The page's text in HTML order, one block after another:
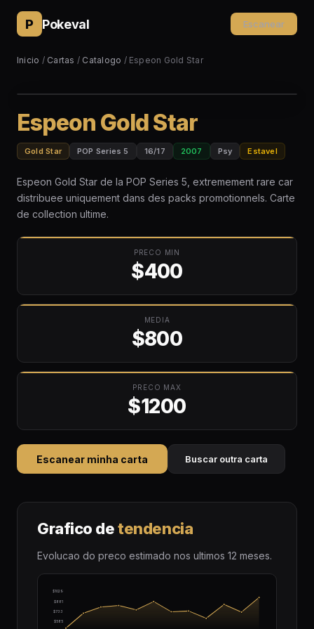
P Pokeval Escanear
Inicio / Cartas / Catalogo / Espeon Gold Star
Espeon Gold Star
Gold Star POP Series 5 16/17 2007 Psy Estavel
Espeon Gold Star de la POP Series 5, extremement rare car
distribuee uniquement dans des packs promotionnels. Carte
de collection ultime.
PRECO MIN
$400
MEDIA
$800
PRECO MAX
$1200
Escanear minha carta Buscar outra carta
Grafico detendencia
Evolucao do preco estimado nos ultimos 12 meses.
$585
$733
$881
$1029